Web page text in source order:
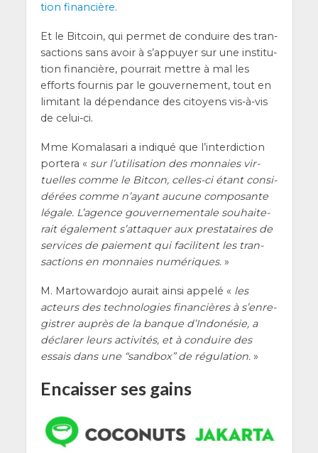
tion finan­cière.
Et le Bit­coin, qui per­met de conduire des tran­
sac­tions sans avoir à s’ap­puyer sur une ins­ti­tu­
tion finan­cière, pour­rait mettre à mal les
efforts four­nis par le gou­ver­ne­ment, tout en
limi­tant la dépen­dance des citoyens vis-à-vis
de celui-ci.
Mme Koma­la­sa­ri a indi­qué que l’in­ter­dic­tion
por­te­ra « sur l’u­ti­li­sa­tion des mon­naies vir­
tuelles comme le Bit­con, celles-ci étant consi­
dé­rées comme n’ayant aucune com­po­sante
légale. L’a­gence gou­ver­ne­men­tale sou­hai­te­
rait éga­le­ment s’at­ta­quer aux pres­ta­taires de
ser­vices de paie­ment qui faci­litent les tran­
sac­tions en mon­naies numé­riques.»
M. Mar­to­war­do­jo aurait ain­si appe­lé « les
acteurs des tech­no­lo­gies finan­cières à s’en­re­
gis­trer auprès de la banque d’In­do­né­sie, a
décla­rer leurs acti­vi­tés, et à conduire des
essais dans une “sand­box” de régu­la­tion.»
Encaisser ses gains